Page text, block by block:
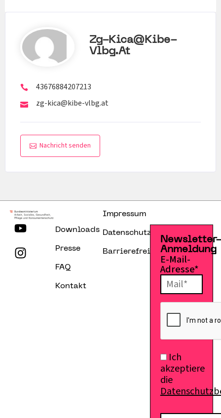
Zg-Kica@kibe-
Vlbg.at
43676884207213
zg-kica@kibe-vlbg.at
Nachricht senden
Downloads
Presse
FAQ
Kontakt
Impressum
Datenschutzerklärung
Barrierefreiheitserklärung
Anmeldung
E-Mail-
Adresse*
Ich
akzeptiere
die